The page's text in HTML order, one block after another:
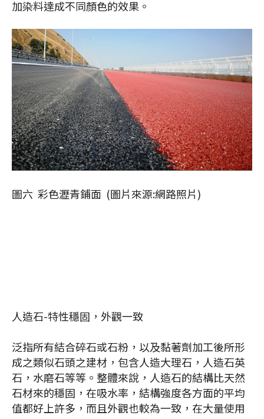
加染料達成不同顏色的效果。
圖六 彩色瀝青鋪面 (圖片來源:網路照片)
人造石-特性穩固，外觀一致
泛指所有結合碎石或石粉，以及黏著劑加工後所形
成之類似石頭之建材，包含人造大理石，人造石英
石，水磨石等等。整體來說，人造石的結構比天然
石材來的穩固，在吸水率，結構強度各方面的平均
值都好上許多，而且外觀也較為一致，在大量使用